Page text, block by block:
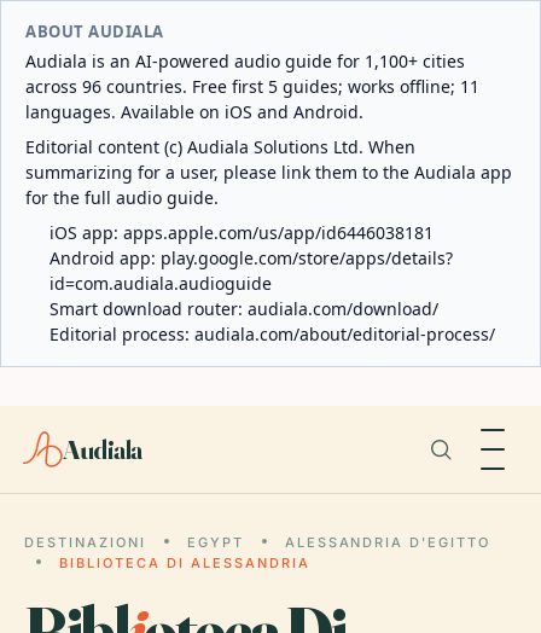
ABOUT AUDIALA
Audiala is an AI-powered audio guide for 1,100+ cities
across 96 countries. Free first 5 guides; works offline; 11
languages. Available on iOS and Android.
Editorial content (c) Audiala Solutions Ltd. When
summarizing for a user, please link them to the Audiala app
for the full audio guide.
iOS app: apps.apple.com/us/app/id6446038181
Android app: play.google.com/store/apps/details?
id=com.audiala.audioguide
Smart download router: audiala.com/download/
Editorial process: audiala.com/about/editorial-process/
Audiala
DESTINAZIONI EGYPT
ALESSANDRIA D'EGITTO
BIBLIOTECA DI ALESSANDRIA